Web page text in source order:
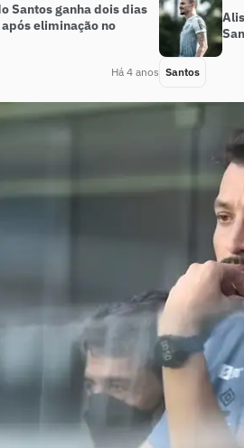
Santos ganha dois dias
eliminação no
Há 4 anos Santos